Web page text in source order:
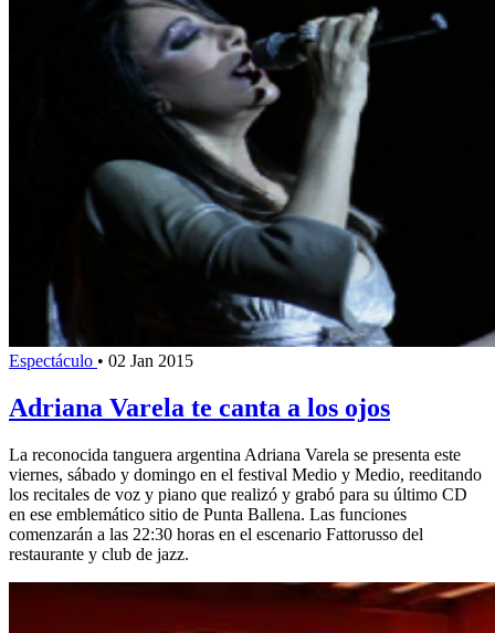
Espectáculo • 02 Jan 2015
Adriana Varela te canta a los ojos
La reconocida tanguera argentina Adriana Varela se presenta este
viernes, sábado y domingo en el festival Medio y Medio, reeditando
los recitales de voz y piano que realizó y grabó para su último CD
en ese emblemático sitio de Punta Ballena. Las funciones
comenzarán a las 22:30 horas en el escenario Fattorusso del
restaurante y club de jazz.